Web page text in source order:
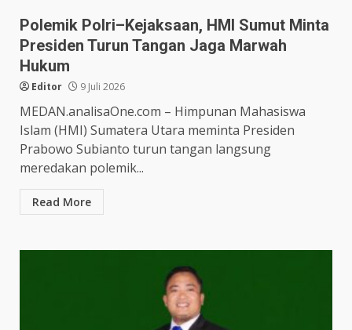
Polemik Polri–Kejaksaan, HMI Sumut Minta
Presiden Turun Tangan Jaga Marwah
Hukum
Editor 9 Juli 2026
MEDAN.analisaOne.com – Himpunan Mahasiswa
Islam (HMI) Sumatera Utara meminta Presiden
Prabowo Subianto turun tangan langsung
meredakan polemik...
Read More